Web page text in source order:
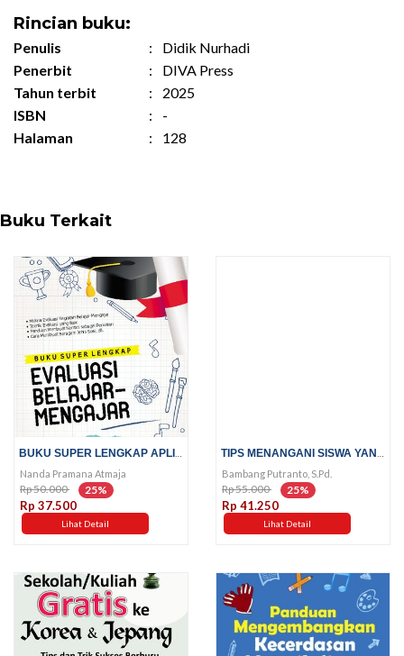
Rincian buku:
Penulis :
Didik Nurhadi
Penerbit
:
DIVA Press
Tahun terbit
:
2025
ISBN
:
-
Halaman
: 128
Buku Terkait
BUKU SUPER LENGKAP APLIKASI...
Nanda Pramana Atmaja
Rp 50.000 25%
Rp 37.500
Lihat Detail
TIPS MENANGANI SISWA YANG...
Bambang Putranto, S.Pd.
Rp 55.000 25%
Rp 41.250
Lihat Detail